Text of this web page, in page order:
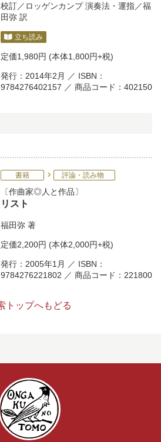
校訂／ ロッゲンカンプ演奏法・運指／福
田弥 訳
立ち読み
定価1,980円 (本体1,800円+税)
発行：2014年2月 ／ ISBN：
9784276402157 ／ 商品コード：402150
書籍 評論・読み物
作曲家◎人と作品
リスト
福田弥 著
定価2,200円 (本体2,000円+税)
発行：2005年1月 ／ ISBN：
9784276221802 ／ 商品コード：221800
トップへもどる